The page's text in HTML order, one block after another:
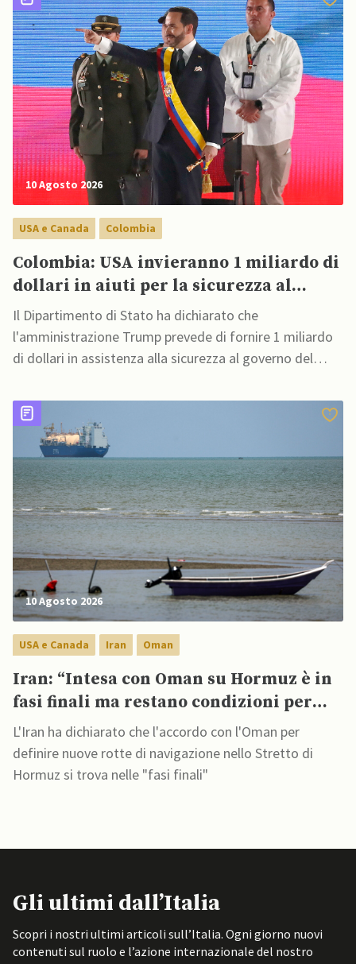
10 Agosto 2026
USA e Canada Colombia
Colombia: USA invieranno 1 miliardo di
dollari in aiuti per la sicurezza al
governo De La Espriella
Il Dipartimento di Stato ha dichiarato che
l'amministrazione Trump prevede di fornire 1 miliardo
di dollari in assistenza alla sicurezza al governo del
10 Agosto 2026
USA e Canada Iran Oman
Iran: “Intesa con Oman su Hormuz è in
fasi finali ma restano condizioni per
USA”
L'Iran ha dichiarato che l'accordo con l'Oman per
definire nuove rotte di navigazione nello Stretto di
Hormuz si trova nelle "fasi finali"
Gli ultimi dall’Italia
Scopri i nostri ultimi articoli sull’Italia. Ogni giorno nuovi
contenuti sul ruolo e l’azione internazionale del nostro